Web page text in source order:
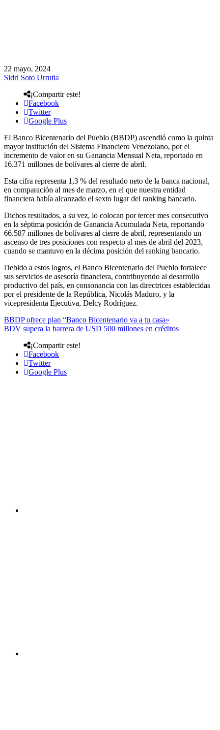
22 mayo, 2024
Sidri Soto Urrutia
¡Compartir este!
Facebook
Twitter
Google Plus
El Banco Bicentenario del Pueblo (BBDP) ascendió como la quinta
mayor institución del Sistema Financiero Venezolano, por el
incremento de valor en su Ganancia Mensual Neta, reportado en
16.371 millones de bolívares al cierre de abril.
Esta cifra representa 1,3 % del resultado neto de la banca nacional,
en comparación al mes de marzo, en el que nuestra entidad
financiera había alcanzado el sexto lugar del ranking bancario.
Dichos resultados, a su vez, lo colocan por tercer mes consecutivo
en la séptima posición de Ganancia Acumulada Neta, reportando
66.587 millones de bolívares al cierre de abril, representando un
ascenso de tres posiciones con respecto al mes de abril del 2023,
cuando se mantuvo en la décima posición del ranking bancario.
Debido a estos logros, el Banco Bicentenario del Pueblo fortalece
sus servicios de asesoría financiera, contribuyendo al desarrollo
productivo del país, en consonancia con las directrices establecidas
por el presidente de la República, Nicolás Maduro, y la
vicepresidenta Ejecutiva, Delcy Rodríguez.
BBDP ofrece plan “Banco Bicentenario va a tu casa»
BDV supera la barrera de USD 500 millones en créditos
¡Compartir este!
Facebook
Twitter
Google Plus